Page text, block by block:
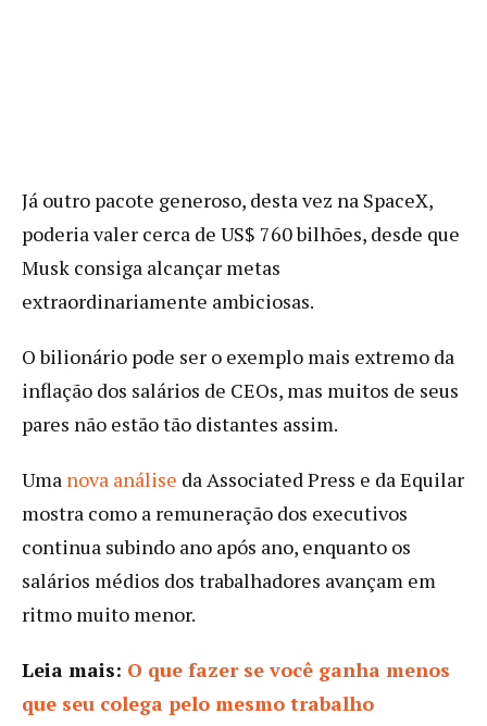
Já outro pacote generoso, desta vez na SpaceX,
poderia valer cerca de US$ 760 bilhões, desde que
Musk consiga alcançar metas
extraordinariamente ambiciosas.
O bilionário pode ser o exemplo mais extremo da
inflação dos salários de CEOs, mas muitos de seus
pares não estão tão distantes assim.
Uma nova análise da Associated Press e da Equilar
mostra como a remuneração dos executivos
continua subindo ano após ano, enquanto os
salários médios dos trabalhadores avançam em
ritmo muito menor.
Leia mais: O que fazer se você ganha menos
que seu colega pelo mesmo trabalho